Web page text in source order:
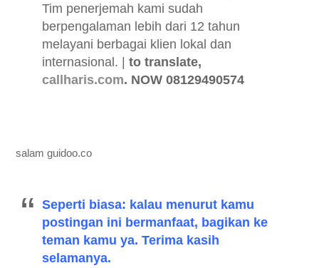
Tim penerjemah kami sudah
berpengalaman lebih dari 12 tahun
melayani berbagai klien lokal dan
internasional. | to translate,
callharis.com. NOW 08129490574
salam guidoo.co
Seperti biasa: kalau menurut kamu
postingan ini bermanfaat, bagikan ke
teman kamu ya. Terima kasih
selamanya.